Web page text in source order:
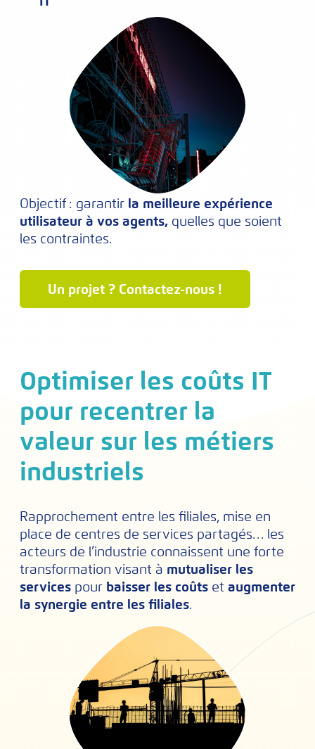
Objectif : garantir la meilleure expérience
utilisateur à vos agents, quelles que soient
les contraintes.
Un projet ? Contactez-nous !
Optimiser les coûts IT
pour recentrer la
valeur sur les métiers
industriels
Rapprochement entre les filiales, mise en
place de centres de services partagés… les
acteurs de l’industrie connaissent une forte
transformation visant à mutualiser les
services pour baisser les coûts et augmenter
la synergie entre les filiales.